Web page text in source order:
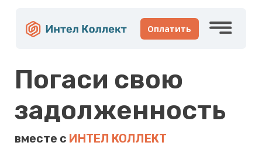
Личный кабинет
Оплатить
Почему моя задолженность оказалась у вас?
Погаси свою
задолженность
Мы помогаем людям решить проблему
с задолженностью на разных стадиях. У нас
вместе с ИНТЕЛ КОЛЛЕКТ